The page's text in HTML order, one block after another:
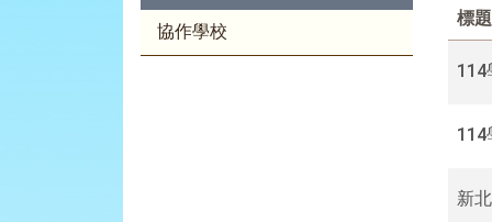
協作學校
題、
關
鍵
按
查
標題
114
114
新